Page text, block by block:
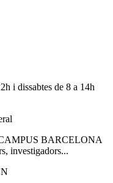
i dissabtes de 8 a 14h
BARCELONA
investigadors...